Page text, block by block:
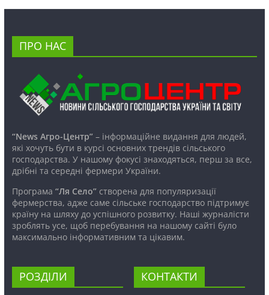
ПРО НАС
“News Агро-Центр”– інформаційне видання для людей,
які хочуть бути в курсі основних трендів сільського
господарства. У нашому фокусі знаходяться, перш за все,
дрібні та середні фермери України.
Програма “Ля Село”створена для популяризації
фермерства, адже саме сільське господарство підтримує
країну на шляху до успішного розвитку. Наші журналісти
зроблять усе, щоб перебування на нашому сайті було
максимально інформативним та цікавим.
РОЗДІЛИ КОНТАКТИ